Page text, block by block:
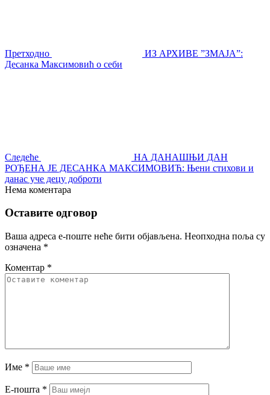
Претходно
ИЗ АРХИВЕ ”ЗМАЈА”:
Десанка Максимовић о себи
Следеће
НА ДАНАШЊИ ДАН
РОЂЕНА ЈЕ ДЕСАНКА МАКСИМОВИЋ: Њени стихови и
данас уче децу доброти
Нема коментара
Оставите одговор
Ваша адреса е-поште неће бити објављена. Неопходна поља су
означена *
Коментар *
Име *
Е-пошта *